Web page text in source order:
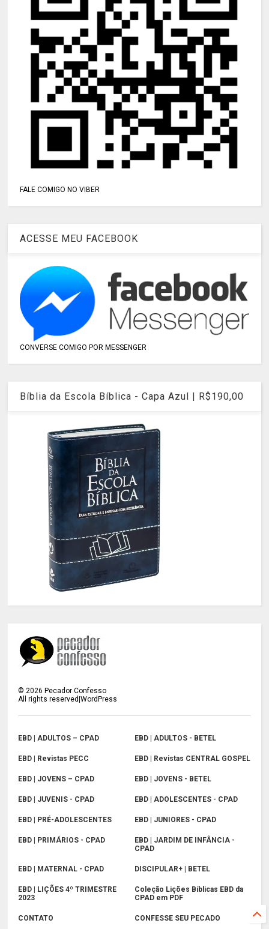
FALE COMIGO NO VIBER
ACESSE MEU FACEBOOK
CONVERSE COMIGO POR MESSENGER
Bíblia da Escola Bíblica - Capa Azul | R$190,00
©2026 Pecador Confesso
All rights reserved|WordPress
EBD | ADULTOS – CPAD EBD | ADULTOS - BETEL
EBD | Revistas PECC EBD | Revistas CENTRAL GOSPEL
EBD | JOVENS – CPAD EBD | JOVENS - BETEL
EBD | JUVENIS - CPAD EBD | ADOLESCENTES - CPAD
EBD | PRÉ-ADOLESCENTES EBD | JUNIORES - CPAD
EBD | PRIMÁRIOS - CPAD
EBD | JARDIM DE INFÂNCIA -
CPAD
EBD | MATERNAL - CPAD DISCIPULAR+ | BETEL
EBD | LIÇÕES 4º TRIMESTRE
2023
Coleção Lições Bíblicas EBD da
CPAD em PDF
CONTATO CONFESSE SEU PECADO